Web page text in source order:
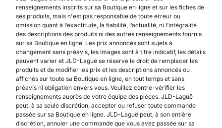
renseignements inscrits sur sa Boutique en ligne et sur les fiches de
ses produits, mais n'est pas responsable de toute erreur ou
omission quant à l’exactitude, la fiabilité, l’actualité, ni l’intégralité
des descriptions des produits ni des autres renseignements fournis
sur sa Boutique en ligne. Les prix annoncés sont sujets à
changement sans préavis, les images sont à titre indicatif, les détails
peuvent varier et JLD-Laguë se réserve le droit de remplacer les
produits et de modifier les prix et les descriptions annoncés ou
affichés sur toute sa Boutique en ligne, en tout temps et sans
préavis ni obligation envers vous. Veuillez contre-vérifier les
renseignements auprès de votre équipe des pièces. JLD-Laguë
peut, à sa seule discrétion, accepter ou refuser toute commande
passée sur sa Boutique en ligne. JLD-Laguë peut, à son entière
discrétion, annuler une commande que vous avez passée sur sa